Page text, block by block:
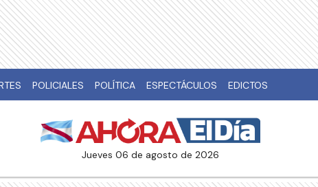
POLICIALES POLÍTICA ESPECTÁCULOS EDICTOS
jueves 06 de agosto de 2026